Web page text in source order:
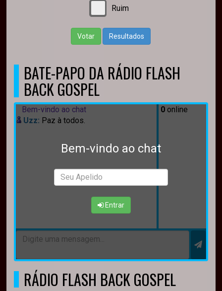
Ruim
Votar Resultados
BATE-PAPO DA RÁDIO FLASH
BACK GOSPEL
Bem-vindo ao chat
Entrar
Bem-vindo ao chat
Uzz: Paz à todos.
0online
RÁDIO FLASH BACK GOSPEL